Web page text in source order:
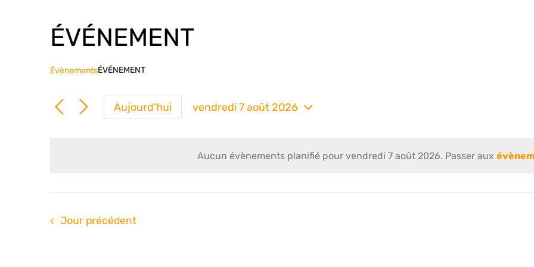
Aucun évènements planifié pour vendredi 7 août 2026. Passer aux
ÉVÉNEMENT
ÉvènementsÉVÉNEMENT
Aujourd'hui vendredi 7 août 2026
date.
Jour précédent